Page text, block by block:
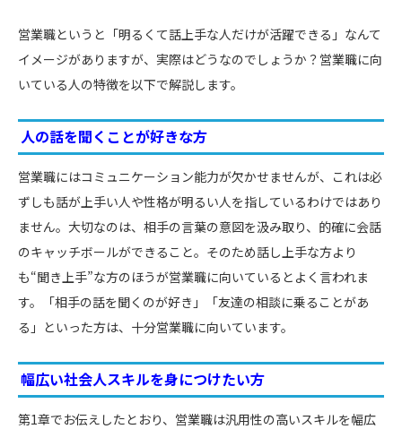
営業職というと「明るくて話上手な人だけが活躍できる」なんて
イメージがありますが、実際はどうなのでしょうか？営業職に向
いている人の特徴を以下で解説します。
人の話を聞くことが好きな方
営業職にはコミュニケーション能力が欠かせませんが、これは必
ずしも話が上手い人や性格が明るい人を指しているわけではあり
ません。大切なのは、相手の言葉の意図を汲み取り、的確に会話
のキャッチボールができること。そのため話し上手な方より
も“聞き上手”な方のほうが営業職に向いているとよく言われま
す。「相手の話を聞くのが好き」「友達の相談に乗ることがあ
る」といった方は、十分営業職に向いています。
幅広い社会人スキルを身につけたい方
第1章でお伝えしたとおり、営業職は汎用性の高いスキルを幅広